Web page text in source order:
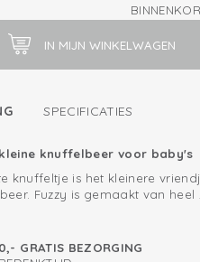
SPECIFICATIES
knuffelbeer voor baby's
knuffeltje is het kleinere
Fuzzy is gemaakt van heel
jouw baby heerlijk tegen de
knuffeltje
GRATIS BEZORGING